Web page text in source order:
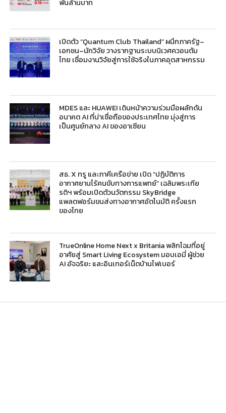
พันล้านบาท
เปิดตัว “Quantum Club Thailand” ผนึกภาครัฐ–
เอกชน–นักวิจัย วางรากฐานระบบนิเวศควอนตัม
ไทย เชื่อมงานวิจัยสู่การใช้จริงในภาคอุตสาหกรรม
MDES และ HUAWEI เดินหน้าความร่วมมือผลักดัน
อนาคต AI ที่น่าเชื่อถือของประเทศไทย มุ่งสู่การ
เป็นศูนย์กลาง AI ของอาเซียน
สธ. X ทรู และภาคีเครือข่าย เปิด “ปฏิบัติการ
อากาศยานไร้คนขับทางการแพทย์” เฉลิมพระเกีย
รติฯ พร้อมเปิดตัวนวัตกรรม SkyBridge
แพลตฟอร์มขนส่งทางอากาศอัตโนมัติ ครั้งแรก
ของไทย
TrueOnline Home Next x Britania พลิกโฉมที่อยู่
อาศัยสู่ Smart Living Ecosystem มอบเอมี่ ผู้ช่วย
AI อัจฉริยะ และอินเทอร์เน็ตบ้านไฟเบอร์